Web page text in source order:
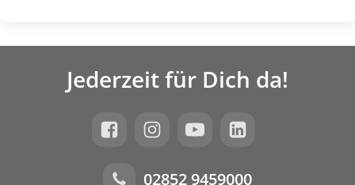
Jederzeit für Dich da!
02852 9459000